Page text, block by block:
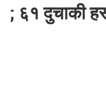
; ६१ दुचाकी